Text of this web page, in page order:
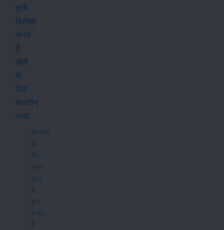
कृषि
विशेषज्ञ
मानते
हैं,
खेती
के
लिए
बेहतरीन
बजट
किसानों
के
लिए
बहुत
कुछ
है
इस
बजट
में